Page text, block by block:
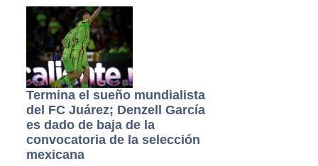
Termina el sueño mundialista
del FC Juárez; Denzell García
es dado de baja de la
convocatoria de la selección
mexicana